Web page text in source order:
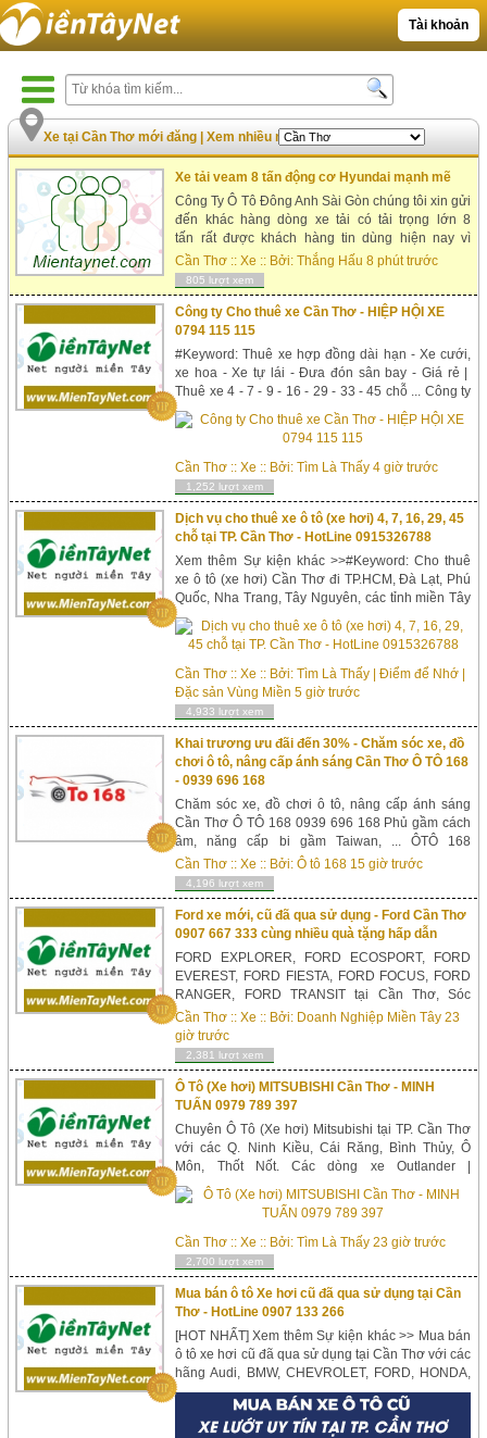
Tài khoản
Xe tại Cần Thơ mới đăng |Xem nhiều nhất
Xe tải veam 8 tấn động cơ Hyundai mạnh mẽ
Công Ty Ô Tô Đông Anh Sài Gòn chúng tôi xin gửi
đến khác hàng dòng xe tải có tải trọng lớn 8
tấn rất được khách hàng tin dùng hiện nay vì
những ưu điểm của xe mang lại đó chính
l&agrav...
Cần Thơ ::Xe :: Bởi:Thắng Hấu 8 phút trước
805 lượt xem
Công ty Cho thuê xe Cần Thơ - HIỆP HỘI XE
0794 115 115
#Keyword: Thuê xe hợp đồng dài hạn - Xe cưới,
xe hoa - Xe tự lái - Đưa đón sân bay - Giá rẻ |
Thuê xe 4 - 7 - 9 - 16 - 29 - 33 - 45 chỗ ... Công ty
Cho thuê xe Cần Thơ - HIỆP HỘI XE 0794 115
115 sản phẩm nhập khẩu Cho thuê xe | Thuê xe
Cần Thơ ::Xe :: Bởi:Tìm Là Thấy 4 giờ trước
1,252 lượt xem
Dịch vụ cho thuê xe ô tô (xe hơi) 4, 7, 16, 29, 45
chỗ tại TP. Cần Thơ - HotLine 0915326788
Xem thêm Sự kiện khác >>#Keyword: Cho thuê
xe ô tô (xe hơi) Cần Thơ đi TP.HCM, Đà Lạt, Phú
Quốc, Nha Trang, Tây Nguyên, các tỉnh miền Tây
ĐBSCL, Phú Yên, Đà Nẵng,v.v ... và Đi sân bay,
xe cưới, du lịch,v.v....
Cần Thơ ::Xe :: Bởi:Tìm Là Thấy | Điểm để Nhớ |
Đặc sản Vùng Miền 5 giờ trước
4,933 lượt xem
Khai trương ưu đãi đến 30% - Chăm sóc xe, đồ
chơi ô tô, nâng cấp ánh sáng Cần Thơ Ô TÔ 168
- 0939 696 168
Chăm sóc xe, đồ chơi ô tô, nâng cấp ánh sáng
Cần Thơ Ô TÔ 168 0939 696 168 Phủ gầm cách
âm, năng cấp bi gầm Taiwan, ... ÔTÔ 168
Showroom : 415 AB2, đường Xuân Thủy, KDC
Hồng Phát, P. An Bình, Q. Ninh Kiều...
Cần Thơ ::Xe :: Bởi:Ô tô 168 15 giờ trước
4,196 lượt xem
Ford xe mới, cũ đã qua sử dụng - Ford Cần Thơ
0907 667 333 cùng nhiều quà tặng hấp dẫn
FORD EXPLORER, FORD ECOSPORT, FORD
EVEREST, FORD FIESTA, FORD FOCUS, FORD
RANGER, FORD TRANSIT tại Cần Thơ, Sóc
Trăng, Bạc Liêu, Cà Mau, Kiên Giang (Rạch Giá,
Hà Tiên, Phú Quốc), An Giang (Long Xuyên, Châu
Đốc), Hậu Giang Vị Thanh, Đồng Tháp (Sa Đ&...
Cần Thơ ::Xe :: Bởi: Doanh Nghiệp Miền Tây 23
giờ trước
2,381 lượt xem
Ô Tô (Xe hơi) MITSUBISHI Cần Thơ - MINH
TUẤN 0979 789 397
Chuyên Ô Tô (Xe hơi) Mitsubishi tại TP. Cần Thơ
với các Q. Ninh Kiều, Cái Răng, Bình Thủy, Ô
Môn, Thốt Nốt. Các dòng xe Outlander |
XPANDER | PAJERO | ATTRAGE | MIRAGE |
Triton và các tỉnh Sa Đéc - Cao Lãnh - Đồng
Cần Thơ ::Xe :: Bởi:Tìm Là Thấy 23 giờ trước
2,700 lượt xem
Mua bán ô tô Xe hơi cũ đã qua sử dụng tại Cần
Thơ - HotLine 0907 133 266
[HOT NHẤT] Xem thêm Sự kiện khác >> Mua bán
ô tô xe hơi cũ đã qua sử dụng tại Cần Thơ với các
hãng Audi, BMW, CHEVROLET, FORD, HONDA,
HYUNDAI, KIA, LAND ROVER, MAZDA,
MERCEDES, mitsubishi, NISSAN, PEUGEOT,
PORSCHE, TOYOTA, VINFAST, Volkswagen,